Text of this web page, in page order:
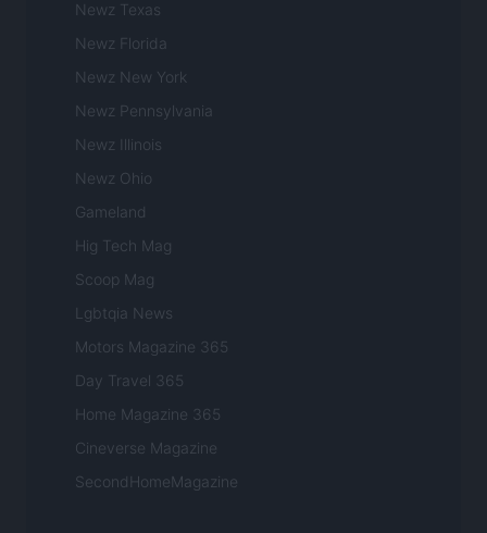
Newz Texas
Newz Florida
Newz New York
Newz Pennsylvania
Newz Illinois
Newz Ohio
Gameland
Hig Tech Mag
Scoop Mag
Lgbtqia News
Motors Magazine 365
Day Travel 365
Home Magazine 365
Cineverse Magazine
SecondHomeMagazine